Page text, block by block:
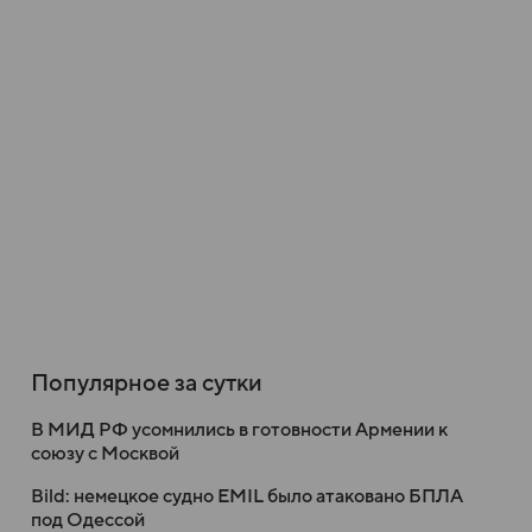
Популярное за сутки
В МИД РФ усомнились в готовности Армении к
союзу с Москвой
Bild: немецкое судно EMIL было атаковано БПЛА
под Одессой